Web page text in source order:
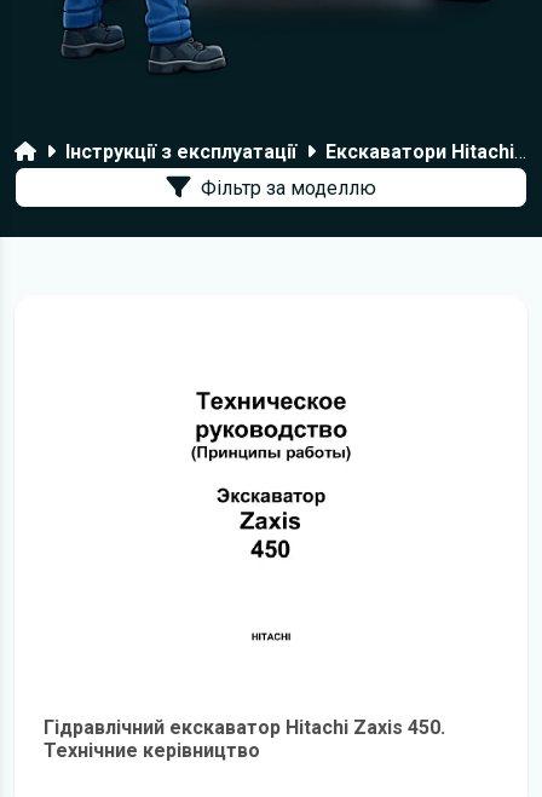
ГоловнаІнструкції з експлуатації
Екскаватори Hitachi
Фільтр за моделлю
Гідравлічний екскаватор Hitachi Zaxis 450.
Технічние керівництво